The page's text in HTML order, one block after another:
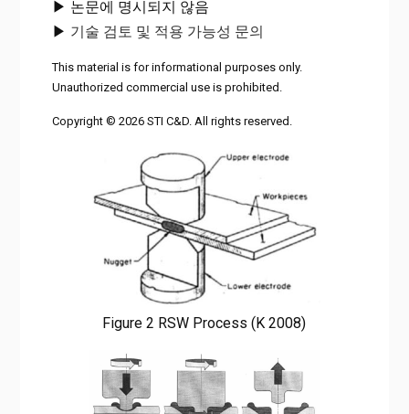
▶ 논문에 명시되지 않음
▶ 기술 검토 및 적용 가능성 문의
This material is for informational purposes only.
Unauthorized commercial use is prohibited.
Copyright © 2026 STI C&D. All rights reserved.
Figure 2 RSW Process (K 2008)